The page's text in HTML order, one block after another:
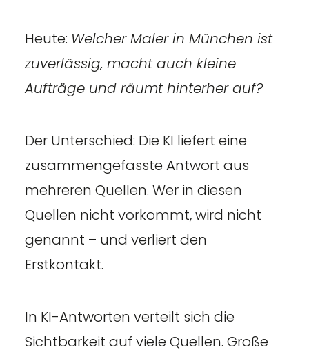
Heute: Welcher Maler in München ist
zuverlässig, macht auch kleine
Aufträge und räumt hinterher auf?
Der Unterschied: Die KI liefert eine
zusammengefasste Antwort aus
mehreren Quellen. Wer in diesen
Quellen nicht vorkommt, wird nicht
genannt – und verliert den
Erstkontakt.
In KI-Antworten verteilt sich die
Sichtbarkeit auf viele Quellen. Große